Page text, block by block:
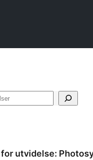
utvidelse: